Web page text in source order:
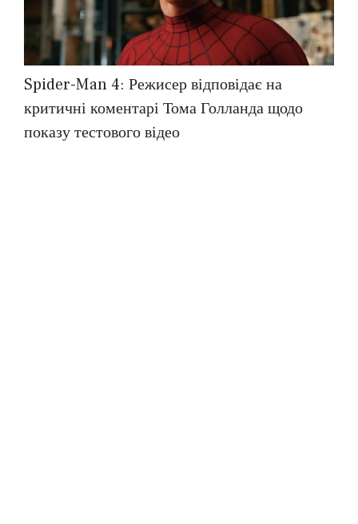
Spider-Man 4: Режисер відповідає на
критичні коментарі Тома Голланда щодо
показу тестового відео